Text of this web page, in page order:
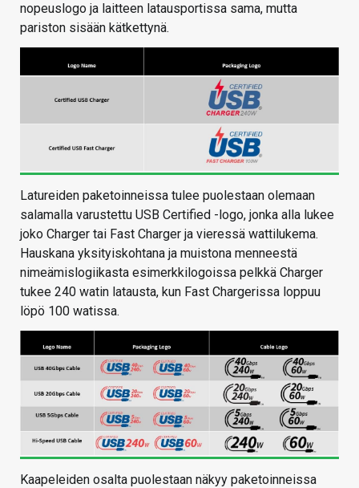
nopeuslogo ja laitteen latausportissa sama, mutta
pariston sisään kätkettynä.
Latureiden paketoinneissa tulee puolestaan olemaan
salamalla varustettu USB Certified -logo, jonka alla lukee
joko Charger tai Fast Charger ja vieressä wattilukema.
Hauskana yksityiskohtana ja muistona menneestä
nimeämislogiikasta esimerkkilogoissa pelkkä Charger
tukee 240 watin latausta, kun Fast Chargerissa loppuu
löpö 100 watissa.
Kaapeleiden osalta puolestaan näkyy paketoinneissa